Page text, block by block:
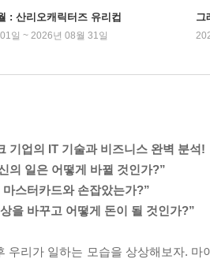
: 산리오캐릭터즈 유리컵
일 ~ 2026년 08월 31일
그
기업의 IT 기술과 비즈니스 완벽 분석!
의 일은 어떻게 바뀔 것인가?”
마스터카드와 손잡았는가?”
을 바꾸고 어떻게 돈이 될 것인가?”
우리가 일하는 모습을 상상해보자.